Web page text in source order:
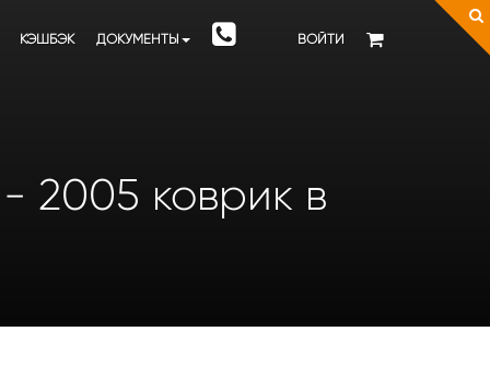
ВОЙТИ
КЭШБЭК ДОКУМЕНТЫ
2005 коврик в